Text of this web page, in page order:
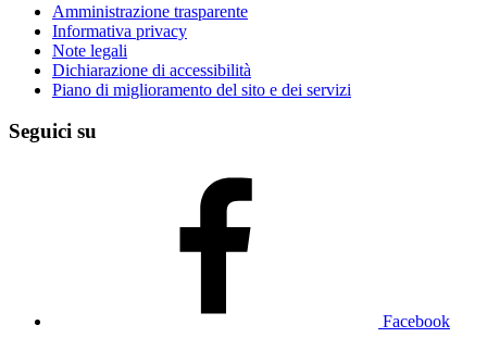
Amministrazione trasparente
Informativa privacy
Note legali
Dichiarazione di accessibilità
Piano di miglioramento del sito e dei servizi
Seguici su
Facebook